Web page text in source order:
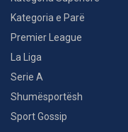
Kategoria e Parë
Premier League
La Liga
Serie A
Shumësportësh
Sport Gossip